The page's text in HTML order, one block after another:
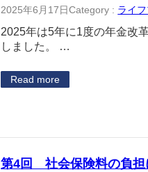
2025年6月17日Category : ライ
2025年は5年に1度の年金改
しました。 …
Read more
第4回 社会保険料の負担